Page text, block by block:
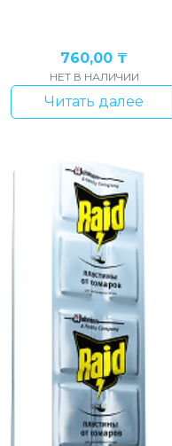
760,00 ₸
НЕТ В НАЛИЧИИ
Читать далее